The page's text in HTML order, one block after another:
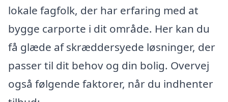
lokale fagfolk, der har erfaring med at
bygge carporte i dit område. Her kan du
få glæde af skræddersyede løsninger, der
passer til dit behov og din bolig. Overvej
også følgende faktorer, når du indhenter